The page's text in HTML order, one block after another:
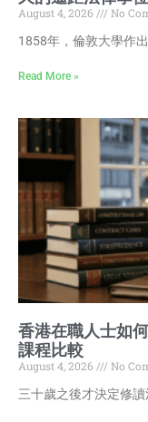
August 4, 2026
No
1858年，倫敦大學作
Read More »
香港在職人士如
課程比較
August 4, 2026
No
三十歲之後才決定修